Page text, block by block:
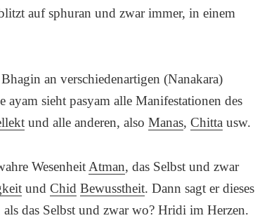
auf sphuran und zwar immer, in einem
an verschiedenartigen (Nanakara)
ayam sieht pasyam alle Manifestationen des
und alle anderen, alsoManas,Chitta usw.
Wesenheit Atman, das Selbst und zwar
undChid Bewusstheit. Dann sagt er dieses
das Selbst und zwar wo? Hridi im Herzen.